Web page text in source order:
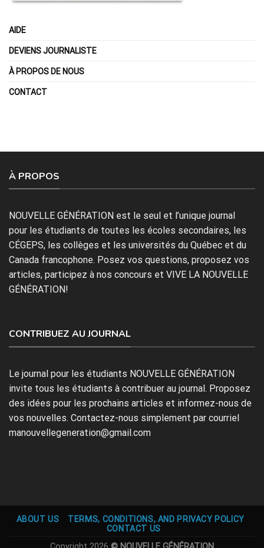
AIDE
DEVIENS JOURNALISTE
À PROPOS DE NOUS
CONTACT
À PROPOS
NOUVELLE GÉNÉRATION est le seul et l’unique journal
pour les étudiants de toutes les écoles secondaires, les
CÉGEPS, les collèges et les universités du Québec et du
Canada francophone. Posez vos questions, proposez vos
articles, participez à nos concours et VIVE LA NOUVELLE
GÉNÉRATION!
CONTRIBUEZ AU JOURNAL
Le journal pour les étudiants NOUVELLE GÉNÉRATION
invite tous les étudiants à contribuer au journal. Proposez
des idées pour les prochains articles et informez-nous de
vos nouvelles. Contactez-nous simplement par courriel
manouvellegeneration@gmail.com
ABOUT US
TERMS, CONDITIONS, AND PRIVACY POLICY
CONTACT US